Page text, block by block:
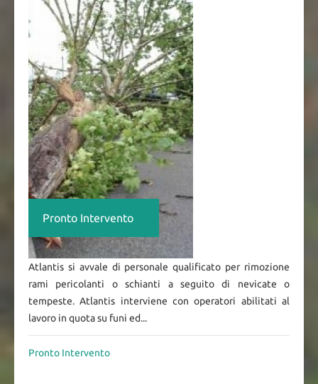
Pronto Intervento
Atlantis si avvale di personale qualificato per rimozione
rami pericolanti o schianti a seguito di nevicate o
tempeste. Atlantis interviene con operatori abilitati al
lavoro in quota su funi ed...
Pronto Intervento